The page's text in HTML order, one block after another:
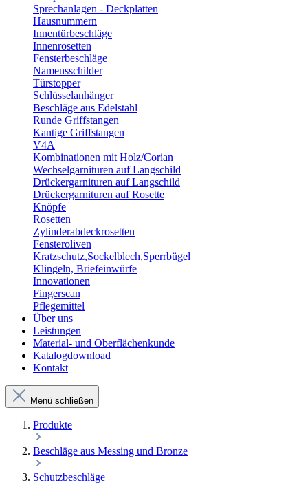
Sprechanlagen - Deckplatten
Hausnummern
Innentürbeschläge
Innenrosetten
Fensterbeschläge
Namensschilder
Türstopper
Schlüsselanhänger
Beschläge aus Edelstahl
Runde Griffstangen
Kantige Griffstangen
V4A
Kombinationen mit Holz/Corian
Wechselgarnituren auf Langschild
Drückergarnituren auf Langschild
Drückergarnituren auf Rosette
Knöpfe
Rosetten
Zylinderabdeckrosetten
Fensteroliven
Kratzschutz,Sockelblech,Sperrbügel
Klingeln, Briefeinwürfe
Innovationen
Fingerscan
Pflegemittel
Über uns
Leistungen
Material- und Oberflächenkunde
Katalogdownload
Kontakt
Menü schließen
Produkte
Beschläge aus Messing und Bronze
Schutzbeschläge